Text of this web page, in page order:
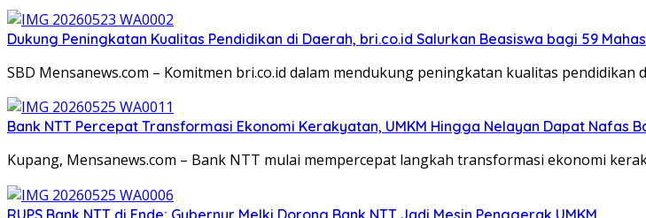
Dukung Peningkatan Kualitas Pendidikan di Daerah, bri.co.id Salurkan Beasiswa bagi 59
SBD Mensanews.com – Komitmen bri.co.id dalam mendukung peningkatan kualitas
Bank NTT Percepat Transformasi Ekonomi Kerakyatan, UMKM Hingga Nelayan Dapat Nafas
Kupang, Mensanews.com – Bank NTT mulai mempercepat langkah transformasi ekonomi
RUPS Bank NTT di Ende: Gubernur Melki Dorong Bank NTT Jadi Mesin Penggerak UMKM